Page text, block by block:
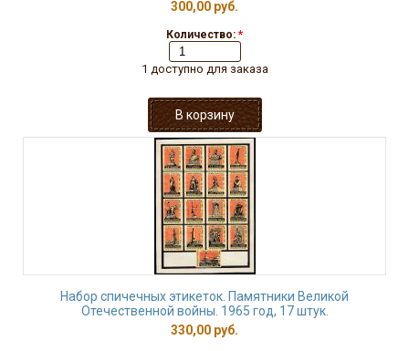
300,00 руб.
Количество: *
1 доступно для заказа
Набор спичечных этикеток. Памятники Великой
Отечественной войны. 1965 год, 17 штук.
330,00 руб.